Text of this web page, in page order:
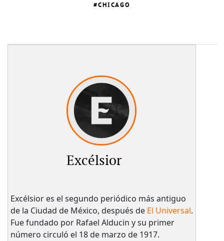
CHICAGO
Excélsior
Excélsior es el segundo periódico más antiguo
de la Ciudad de México, después de El Universal.
Fue fundado por Rafael Alducin y su primer
número circuló el 18 de marzo de 1917.